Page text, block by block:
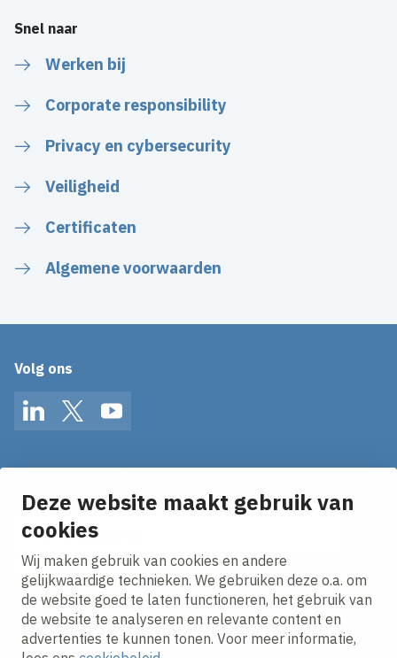
Deze website maakt gebruik van
cookies
Wij maken gebruik van cookies en andere
gelijkwaardige technieken. We gebruiken deze o.a. om
de website goed te laten functioneren, het gebruik van
de website te analyseren en relevante content en
advertenties te kunnen tonen. Voor meer informatie,
Snel naar
Werken bij
Corporate responsibility
Privacy en cybersecurity
Veiligheid
Certificaten
Algemene voorwaarden
Volg ons
LinkedInTwitterYouTube
Ontvang onze nieuws alerts in je mailbox!
E-mailadres
Ik ga akkoord met hetprivacy statement.